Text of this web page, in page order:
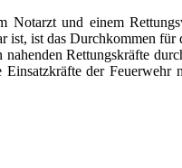
und einem
ist das Durchkommen für
Rettungskräfte
der Feuerwehr